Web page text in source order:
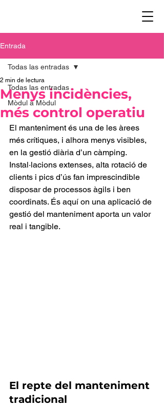
Entrada
Todas las entradas
Mòdul a Mòdul
Todas las entradas
Menys incidències,
més control operatiu
2 min de lectura
El manteniment és una de les àrees
més crítiques, i alhora menys visibles,
en la gestió diària d’un càmping.
Instal·lacions extenses, alta rotació de
clients i pics d’ús fan imprescindible
disposar de processos àgils i ben
coordinats. És aquí on una aplicació de
gestió del manteniment aporta un valor
real i tangible.
El repte del manteniment
tradicional